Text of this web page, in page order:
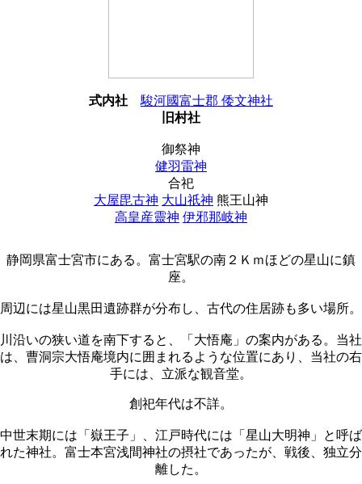
式内社
駿河國富士郡 倭文神社
旧村社
御祭神
健羽雷神
合祀
大屋毘古神 大山祇神 熊王山神
高皇産靈神 伊邪那岐神
静岡県富士宮市にある。富士宮駅の南２Ｋｍほどの星山に鎮
座。
周辺には星山黒田遺跡群が分布し、古代の住居跡も多い場所。
川沿いの狭い道を南下すると、「大悟庵」の案内がある。当社
は、曹洞宗大悟庵境内に囲まれるような位置にあり、当社の右
手には、立派な観音堂。
創祀年代は不詳。
中世末期には「嶽王子」、江戸時代には「星山大明神」と呼ば
れた神社。富士本宮浅間神社の摂社であったが、戦後、独立分
離した。